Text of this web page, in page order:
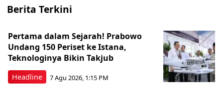
Berita Terkini
Headline
Pertama dalam Sejarah! Prabowo
Undang 150 Periset ke Istana,
Teknologinya Bikin Takjub
7 Agu 2026, 1:15 PM